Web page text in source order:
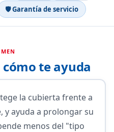
🛡 Garantía de servicio
te ayuda
la cubierta frente a
y ayuda a prolongar su
menos del "tipo